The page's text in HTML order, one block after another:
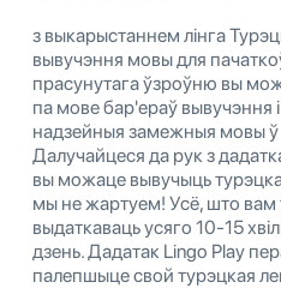
з выкарыстаннем лінга
вывучэння мовы для
прасунутага ўзроўню вы
па мове бар'ераў вывучэння
надзейныя замежныя мовы ў
Далучайцеся да рук з
вы можаце вывучыць
мы не жартуем! Усё, што вам
выдаткаваць усяго 10-15
дзень. Дадатак Lingo Play
палепшыце свой турэцкая